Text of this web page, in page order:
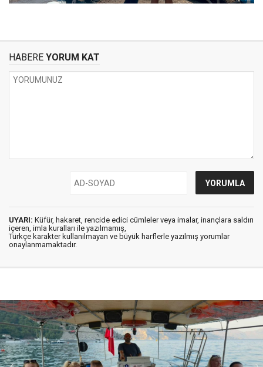
HABERE YORUM KAT
UYARI: Küfür, hakaret, rencide edici cümleler veya imalar, inançlara saldırı
içeren, imla kuralları ile yazılmamış,
Türkçe karakter kullanılmayan ve büyük harflerle yazılmış yorumlar
onaylanmamaktadır.